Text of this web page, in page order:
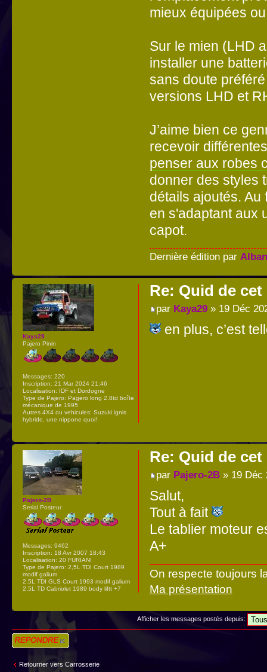
mieux équipées
Sur le mien (LHD
installer une
sans doute
versions LHD et
J’aime bien ce
recevoir
penser aux robes
donner des styles
détails ajoutés.
en s'adaptant aux
capot.
Dernière édition par
Re: Quid de
par Kaya29» 19 Déc
en plus, c’est
Kaya29
Pajero Pinin
Messages: 220
Inscription: 21 Mar 2024 21:46
Localisation: IDF et Dordogne
Type de Pajero: Pagero long 2.8td boîte
mécanique de 1995
Autres 4X4 ou vehicules: Suzuki ignis
hybride, une nippone quoi!
Re: Quid de
par Pajero-2B» 19 Déc
Salut,
Tout à fait
Le tablier moteur
A+
On respecte toujours
Ma présentation
Pajero-2B
Serial Posteur
Messages: 9462
Inscription: 18 Avr 2007 18:43
Localisation: 20 FURIANI
Type de Pajero: 2,5L TDI Court 1989
modif galium
2,5L TDI GLS Court 1993 modif galium
2,5L TD Cabriolet 1989 body liftt +7
Afficher les messages postés depuis:
Répondre
Retourner vers Carrosserie